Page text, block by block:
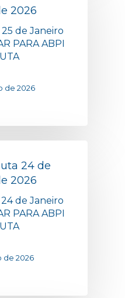
2026
de Janeiro
PARA ABPI
de 2026
24 de
2026
de Janeiro
PARA ABPI
de 2026